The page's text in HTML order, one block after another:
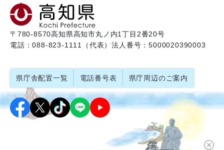
〒780-8570高知県高知市丸ノ内1丁目2番20号
電話：088-823-1111（代表）法人番号：5000020390003
県庁舎配置一覧 電話番号表 県庁周辺のご案内